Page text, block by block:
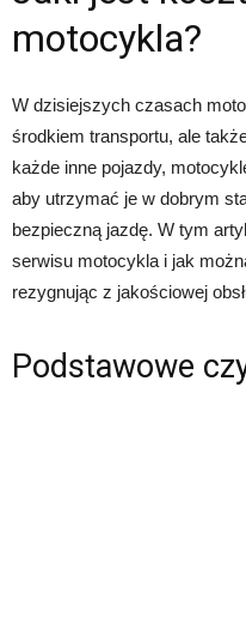
motocykla?
W dzisiejszych czasach
środkiem transportu, ale
każde inne pojazdy,
aby utrzymać je w dobrym
bezpieczną jazdę. W tym
serwisu motocykla i jak
rezygnując z jakościowej
Podstawowe